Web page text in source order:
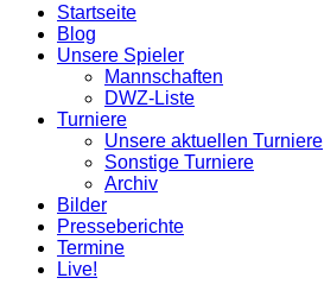
oben
scrollen
Startseite
Blog
Unsere Spieler
Mannschaften
DWZ-Liste
Turniere
Unsere aktuellen Turniere
Sonstige Turniere
Archiv
Bilder
Presseberichte
Termine
Live!